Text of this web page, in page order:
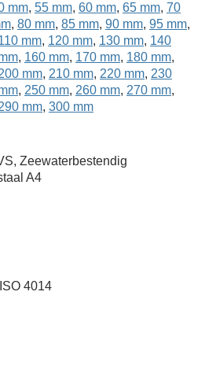
mm, 55 mm, 60 mm, 65 mm, 70
, 80 mm, 85 mm, 90 mm, 95 mm,
mm, 120 mm, 130 mm, 140
, 160 mm, 170 mm, 180 mm,
mm, 210 mm, 220 mm, 230
, 250 mm, 260 mm, 270 mm,
mm, 300 mm
Zeewaterbestendig
A4
4014